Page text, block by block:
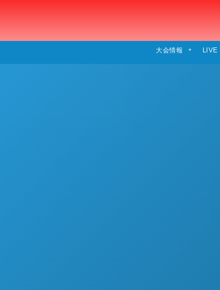
大会情報 LIVE